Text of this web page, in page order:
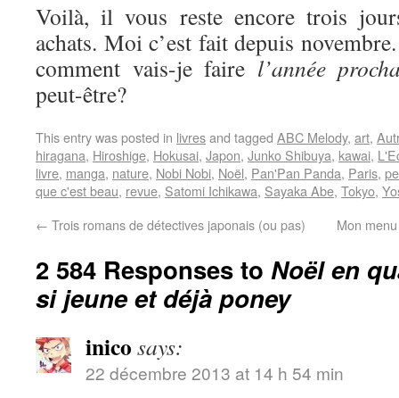
Voilà, il vous reste encore trois
achats. Moi c’est fait depuis
comment vais-je faire l’année
peut-être?
This entry was posted in livresand tagged ABC Melody, art,
hiragana, Hiroshige, Hokusai, Japon, Junko Shibuya, kawai,
livre, manga, nature, Nobi Nobi, Noël, Pan'Pan Panda, Paris,
que c'est beau, revue, Satomi Ichikawa, Sayaka Abe, Tokyo,
← Trois romans de détectives japonais (ou pas) Mon
2 584 Responses to Noël en
si jeune et déjà poney
inico says:
22 décembre 2013 at 14 h 54 min